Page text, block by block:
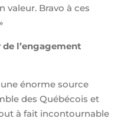
valeur. Bravo à ces
l’engagement
énorme source
des Québécois et
à fait incontournable